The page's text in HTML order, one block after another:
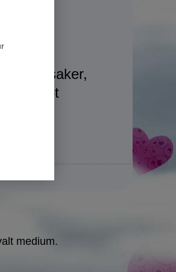
saker,
Tarot
medium.